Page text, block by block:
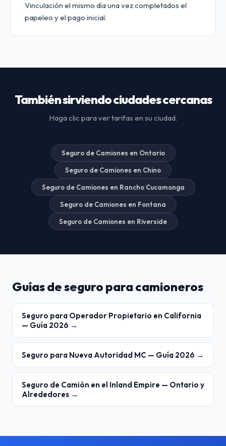
Vinculación el mismo día una vez completados el
papeleo y el pago inicial.
También sirviendo ciudades cercanas
Haga clic para ver tarifas en su ciudad.
Seguro de Camiones en Ontario
Seguro de Camiones en Chino
Seguro de Camiones en Rancho Cucamonga
Seguro de Camiones en Fontana
Seguro de Camiones en Riverside
Guías de seguro para camioneros
Seguro para Operador Propietario en California
— Guía 2026 →
Seguro para Nueva Autoridad MC — Guía 2026 →
Seguro de Camión en el Inland Empire — Ontario y
Alrededores →